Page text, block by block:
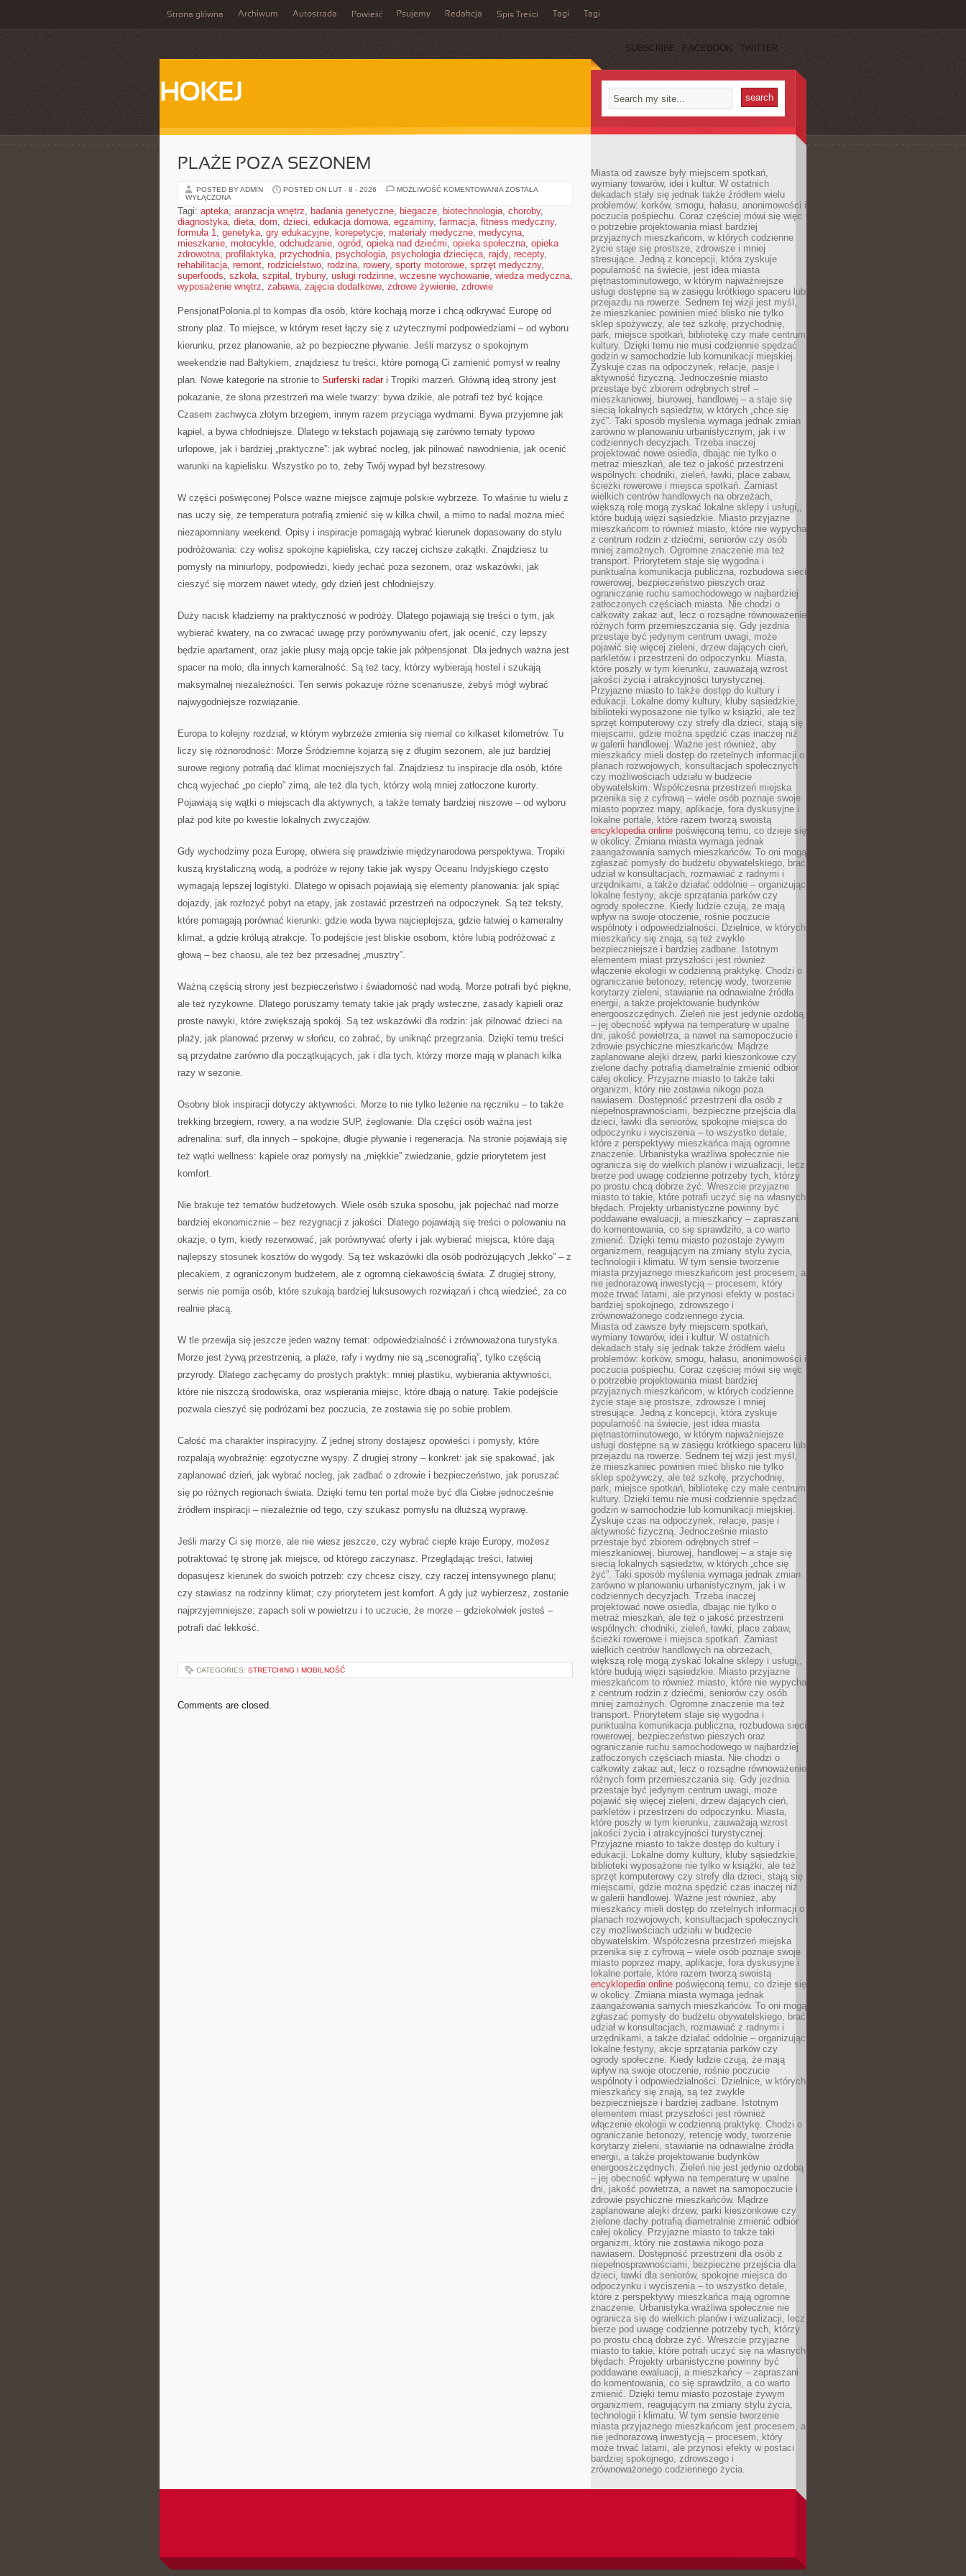
Strona główna Archiwum Autostrada Powieść Psujemy Redakcja Spis Treści Tagi Tagi
SUBSCRIBE FACEBOOK TWITTER
HOKEJ
PLAŻE POZA SEZONEM
POSTED BY ADMIN POSTED ON LUT - 8 - 2026 MOŻLIWOŚĆ KOMENTOWANIA PLAŻE
ZOSTAŁA
WYŁĄCZONA
Tagi: apteka, aranżacja wnętrz, badania genetyczne, biegacze, biotechnologia, choroby,
diagnostyka, dieta, dom, dzieci, edukacja domowa, egzaminy, farmacja, fitness medyczny,
formuła 1, genetyka, gry edukacyjne, korepetycje, materiały medyczne, medycyna,
mieszkanie, motocykle, odchudzanie, ogród, opieka nad dziećmi, opieka społeczna, opieka
zdrowotna, profilaktyka, przychodnia, psychologia, psychologia dziecięca, rajdy, recepty,
rehabilitacja, remont, rodzicielstwo, rodzina, rowery, sporty motorowe, sprzęt medyczny,
superfoods, szkoła, szpital , trybuny, usługi rodzinne, wczesne wychowanie, wiedza medyczna,
wyposażenie wnętrz, zabawa, zajęcia dodatkowe, zdrowe żywienie, zdrowie
PensjonatPolonia.pl to kompas dla osób, które kochają morze i chcą odkrywać Europę od
strony plaż. To miejsce, w którym reset łączy się z użytecznymi podpowiedziami – od wyboru
kierunku, przez planowanie, aż po bezpieczne pływanie. Jeśli marzysz o spokojnym
weekendzie nad Bałtykiem, znajdziesz tu treści, które pomogą Ci zamienić pomysł w realny
plan. Nowe kategorie na stronie to Surferski radari Tropiki marzeń. Główną ideą strony jest
pokazanie, że słona przestrzeń ma wiele twarzy: bywa dzikie, ale potrafi też być kojące.
Czasem zachwyca złotym brzegiem, innym razem przyciąga wydmami. Bywa przyjemne jak
kąpiel, a bywa chłodniejsze. Dlatego w tekstach pojawiają się zarówno tematy typowo
urlopowe, jak i bardziej „praktyczne”: jak wybrać nocleg, jak pilnować nawodnienia, jak ocenić
warunki na kąpielisku. Wszystko po to, żeby Twój wypad był bezstresowy.
W części poświęconej Polsce ważne miejsce zajmuje polskie wybrzeże. To właśnie tu wielu z
nas uczy się, że temperatura potrafią zmienić się w kilka chwil, a mimo to nadal można mieć
niezapomniany weekend. Opisy i inspiracje pomagają wybrać kierunek dopasowany do stylu
podróżowania: czy wolisz spokojne kąpieliska, czy raczej cichsze zakątki. Znajdziesz tu
pomysły na miniurlopy, podpowiedzi, kiedy jechać poza sezonem, oraz wskazówki, jak
cieszyć się morzem nawet wtedy, gdy dzień jest chłodniejszy.
Duży nacisk kładziemy na praktyczność w podróży. Dlatego pojawiają się treści o tym, jak
wybierać kwatery, na co zwracać uwagę przy porównywaniu ofert, jak ocenić, czy lepszy
będzie apartament, oraz jakie plusy mają opcje takie jak półpensjonat. Dla jednych ważna jest
spacer na molo, dla innych kameralność. Są też tacy, którzy wybierają hostel i szukają
maksymalnej niezależności. Ten serwis pokazuje różne scenariusze, żebyś mógł wybrać
najwygodniejsze rozwiązanie.
Europa to kolejny rozdział, w którym wybrzeże zmienia się niemal co kilkaset kilometrów. Tu
liczy się różnorodność: Morze Śródziemne kojarzą się z długim sezonem, ale już bardziej
surowe regiony potrafią dać klimat mocniejszych fal. Znajdziesz tu inspiracje dla osób, które
chcą wyjechać „po ciepło” zimą, ale też dla tych, którzy wolą mniej zatłoczone kurorty.
Pojawiają się wątki o miejscach dla aktywnych, a także tematy bardziej niszowe – od wyboru
plaż pod kite po kwestie lokalnych zwyczajów.
Gdy wychodzimy poza Europę, otwiera się prawdziwie międzynarodowa perspektywa. Tropiki
kuszą krystaliczną wodą, a podróże w rejony takie jak wyspy Oceanu Indyjskiego często
wymagają lepszej logistyki. Dlatego w opisach pojawiają się elementy planowania: jak spiąć
dojazdy, jak rozłożyć pobyt na etapy, jak zostawić przestrzeń na odpoczynek. Są też teksty,
które pomagają porównać kierunki: gdzie woda bywa najcieplejsza, gdzie łatwiej o kameralny
klimat, a gdzie królują atrakcje. To podejście jest bliskie osobom, które lubią podróżować z
głową – bez chaosu, ale też bez przesadnej „musztry”.
Ważną częścią strony jest bezpieczeństwo i świadomość nad wodą. Morze potrafi być piękne,
ale też ryzykowne. Dlatego poruszamy tematy takie jak prądy wsteczne, zasady kąpieli oraz
proste nawyki, które zwiększają spokój. Są też wskazówki dla rodzin: jak pilnować dzieci na
plaży, jak planować przerwy w słońcu, co zabrać, by uniknąć przegrzania. Dzięki temu treści
są przydatne zarówno dla początkujących, jak i dla tych, którzy morze mają w planach kilka
razy w sezonie.
Osobny blok inspiracji dotyczy aktywności. Morze to nie tylko leżenie na ręczniku – to także
trekking brzegiem, rowery, a na wodzie SUP, żeglowanie. Dla części osób ważna jest
adrenalina: surf, dla innych – spokojne, długie pływanie i regeneracja. Na stronie pojawiają się
też wątki wellness: kąpiele oraz pomysły na „miękkie” zwiedzanie, gdzie priorytetem jest
komfort.
Nie brakuje też tematów budżetowych. Wiele osób szuka sposobu, jak pojechać nad morze
bardziej ekonomicznie – bez rezygnacji z jakości. Dlatego pojawiają się treści o polowaniu na
okazje, o tym, kiedy rezerwować, jak porównywać oferty i jak wybierać miejsca, które dają
najlepszy stosunek kosztów do wygody. Są też wskazówki dla osób podróżujących „lekko” – z
plecakiem, z ograniczonym budżetem, ale z ogromną ciekawością świata. Z drugiej strony,
serwis nie pomija osób, które szukają bardziej luksusowych rozwiązań i chcą wiedzieć, za co
realnie płacą.
W tle przewija się jeszcze jeden ważny temat: odpowiedzialność i zrównoważona turystyka.
Morze jest żywą przestrzenią, a plaże, rafy i wydmy nie są „scenografią”, tylko częścią
przyrody. Dlatego zachęcamy do prostych praktyk: mniej plastiku, wybierania aktywności,
które nie niszczą środowiska, oraz wspierania miejsc, które dbają o naturę. Takie podejście
pozwala cieszyć się podróżami bez poczucia, że zostawia się po sobie problem.
Całość ma charakter inspiracyjny. Z jednej strony dostajesz opowieści i pomysły, które
rozpalają wyobraźnię: egzotyczne wyspy. Z drugiej strony – konkret: jak się spakować, jak
zaplanować dzień, jak wybrać nocleg, jak zadbać o zdrowie i bezpieczeństwo, jak poruszać
się po różnych regionach świata. Dzięki temu ten portal może być dla Ciebie jednocześnie
źródłem inspiracji – niezależnie od tego, czy szukasz pomysłu na dłuższą wyprawę.
Jeśli marzy Ci się morze, ale nie wiesz jeszcze, czy wybrać ciepłe kraje Europy, możesz
potraktować tę stronę jak miejsce, od którego zaczynasz. Przeglądając treści, łatwiej
dopasujesz kierunek do swoich potrzeb: czy chcesz ciszy, czy raczej intensywnego planu;
czy stawiasz na rodzinny klimat; czy priorytetem jest komfort. A gdy już wybierzesz, zostanie
najprzyjemniejsze: zapach soli w powietrzu i to uczucie, że morze – gdziekolwiek jesteś –
potrafi dać lekkość.
CATEGORIES: STRETCHING I MOBILNOŚĆ
Comments are closed.
Miasta od zawsze były miejscem spotkań,
wymiany towarów, idei i kultur. W ostatnich
dekadach stały się jednak także źródłem wielu
problemów: korków, smogu, hałasu, anonimowości i
poczucia pośpiechu. Coraz częściej mówi się więc
o potrzebie projektowania miast bardziej
przyjaznych mieszkańcom, w których codzienne
życie staje się prostsze, zdrowsze i mniej
stresujące. Jedną z koncepcji, która zyskuje
popularność na świecie, jest idea miasta
piętnastominutowego, w którym najważniejsze
usługi dostępne są w zasięgu krótkiego spaceru lub
przejazdu na rowerze. Sednem tej wizji jest myśl,
że mieszkaniec powinien mieć blisko nie tylko
sklep spożywczy, ale też szkołę, przychodnię,
park, miejsce spotkań, bibliotekę czy małe centrum
kultury. Dzięki temu nie musi codziennie spędzać
godzin w samochodzie lub komunikacji miejskiej.
Zyskuje czas na odpoczynek, relacje, pasje i
aktywność fizyczną. Jednocześnie miasto
przestaje być zbiorem odrębnych stref –
mieszkaniowej, biurowej, handlowej – a staje się
siecią lokalnych sąsiedztw, w których „chce się
żyć”. Taki sposób myślenia wymaga jednak zmian
zarówno w planowaniu urbanistycznym, jak i w
codziennych decyzjach. Trzeba inaczej
projektować nowe osiedla, dbając nie tylko o
metraż mieszkań, ale też o jakość przestrzeni
wspólnych: chodniki, zieleń, ławki, place zabaw,
ścieżki rowerowe i miejsca spotkań. Zamiast
wielkich centrów handlowych na obrzeżach,
większą rolę mogą zyskać lokalne sklepy i usługi,,
które budują więzi sąsiedzkie. Miasto przyjazne
mieszkańcom to również miasto, które nie wypycha
z centrum rodzin z dziećmi, seniorów czy osób
mniej zamożnych. Ogromne znaczenie ma też
transport. Priorytetem staje się wygodna i
punktualna komunikacja publiczna, rozbudowa sieci
rowerowej, bezpieczeństwo pieszych oraz
ograniczanie ruchu samochodowego w najbardziej
zatłoczonych częściach miasta. Nie chodzi o
całkowity zakaz aut, lecz o rozsądne równoważenie
różnych form przemieszczania się. Gdy jezdnia
przestaje być jedynym centrum uwagi, może
pojawić się więcej zieleni, drzew dających cień,
parkletów i przestrzeni do odpoczynku. Miasta,
które poszły w tym kierunku, zauważają wzrost
jakości życia i atrakcyjności turystycznej.
Przyjazne miasto to także dostęp do kultury i
edukacji. Lokalne domy kultury, kluby sąsiedzkie,
biblioteki wyposażone nie tylko w książki, ale też
sprzęt komputerowy czy strefy dla dzieci, stają się
miejscami, gdzie można spędzić czas inaczej niż
w galerii handlowej. Ważne jest również, aby
mieszkańcy mieli dostęp do rzetelnych informacji o
planach rozwojowych, konsultacjach społecznych
czy możliwościach udziału w budżecie
obywatelskim. Współczesna przestrzeń miejska
przenika się z cyfrową – wiele osób poznaje swoje
miasto poprzez mapy, aplikacje, fora dyskusyjne i
lokalne portale, które razem tworzą swoistą
encyklopedia online poświęconą temu, co dzieje się
w okolicy. Zmiana miasta wymaga jednak
zaangażowania samych mieszkańców. To oni mogą
zgłaszać pomysły do budżetu obywatelskiego, brać
udział w konsultacjach, rozmawiać z radnymi i
urzędnikami, a także działać oddolnie – organizując
lokalne festyny, akcje sprzątania parków czy
ogrody społeczne. Kiedy ludzie czują, że mają
wpływ na swoje otoczenie, rośnie poczucie
wspólnoty i odpowiedzialności. Dzielnice, w których
mieszkańcy się znają, są też zwykle
bezpieczniejsze i bardziej zadbane. Istotnym
elementem miast przyszłości jest również
włączenie ekologii w codzienną praktykę. Chodzi o
ograniczanie betonozy, retencję wody, tworzenie
korytarzy zieleni, stawianie na odnawialne źródła
energii, a także projektowanie budynków
energooszczędnych. Zieleń nie jest jedynie ozdobą
– jej obecność wpływa na temperaturę w upalne
dni, jakość powietrza, a nawet na samopoczucie i
zdrowie psychiczne mieszkańców. Mądrze
zaplanowane alejki drzew, parki kieszonkowe czy
zielone dachy potrafią diametralnie zmienić odbiór
całej okolicy. Przyjazne miasto to także taki
organizm, który nie zostawia nikogo poza
nawiasem. Dostępność przestrzeni dla osób z
niepełnosprawnościami, bezpieczne przejścia dla
dzieci, ławki dla seniorów, spokojne miejsca do
odpoczynku i wyciszenia – to wszystko detale,
które z perspektywy mieszkańca mają ogromne
znaczenie. Urbanistyka wrażliwa społecznie nie
ogranicza się do wielkich planów i wizualizacji, lecz
bierze pod uwagę codzienne potrzeby tych, którzy
po prostu chcą dobrze żyć. Wreszcie przyjazne
miasto to takie, które potrafi uczyć się na własnych
błędach. Projekty urbanistyczne powinny być
poddawane ewaluacji, a mieszkańcy – zapraszani
do komentowania, co się sprawdziło, a co warto
zmienić. Dzięki temu miasto pozostaje żywym
organizmem, reagującym na zmiany stylu życia,
technologii i klimatu. W tym sensie tworzenie
miasta przyjaznego mieszkańcom jest procesem, a
nie jednorazową inwestycją – procesem, który
może trwać latami, ale przynosi efekty w postaci
bardziej spokojnego, zdrowszego i
zrównoważonego codziennego życia.
Miasta od zawsze były miejscem spotkań,
wymiany towarów, idei i kultur. W ostatnich
dekadach stały się jednak także źródłem wielu
problemów: korków, smogu, hałasu, anonimowości i
poczucia pośpiechu. Coraz częściej mówi się więc
o potrzebie projektowania miast bardziej
przyjaznych mieszkańcom, w których codzienne
życie staje się prostsze, zdrowsze i mniej
stresujące. Jedną z koncepcji, która zyskuje
popularność na świecie, jest idea miasta
piętnastominutowego, w którym najważniejsze
usługi dostępne są w zasięgu krótkiego spaceru lub
przejazdu na rowerze. Sednem tej wizji jest myśl,
że mieszkaniec powinien mieć blisko nie tylko
sklep spożywczy, ale też szkołę, przychodnię,
park, miejsce spotkań, bibliotekę czy małe centrum
kultury. Dzięki temu nie musi codziennie spędzać
godzin w samochodzie lub komunikacji miejskiej.
Zyskuje czas na odpoczynek, relacje, pasje i
aktywność fizyczną. Jednocześnie miasto
przestaje być zbiorem odrębnych stref –
mieszkaniowej, biurowej, handlowej – a staje się
siecią lokalnych sąsiedztw, w których „chce się
żyć”. Taki sposób myślenia wymaga jednak zmian
zarówno w planowaniu urbanistycznym, jak i w
codziennych decyzjach. Trzeba inaczej
projektować nowe osiedla, dbając nie tylko o
metraż mieszkań, ale też o jakość przestrzeni
wspólnych: chodniki, zieleń, ławki, place zabaw,
ścieżki rowerowe i miejsca spotkań. Zamiast
wielkich centrów handlowych na obrzeżach,
większą rolę mogą zyskać lokalne sklepy i usługi,,
które budują więzi sąsiedzkie. Miasto przyjazne
mieszkańcom to również miasto, które nie wypycha
z centrum rodzin z dziećmi, seniorów czy osób
mniej zamożnych. Ogromne znaczenie ma też
transport. Priorytetem staje się wygodna i
punktualna komunikacja publiczna, rozbudowa sieci
rowerowej, bezpieczeństwo pieszych oraz
ograniczanie ruchu samochodowego w najbardziej
zatłoczonych częściach miasta. Nie chodzi o
całkowity zakaz aut, lecz o rozsądne równoważenie
różnych form przemieszczania się. Gdy jezdnia
przestaje być jedynym centrum uwagi, może
pojawić się więcej zieleni, drzew dających cień,
parkletów i przestrzeni do odpoczynku. Miasta,
które poszły w tym kierunku, zauważają wzrost
jakości życia i atrakcyjności turystycznej.
Przyjazne miasto to także dostęp do kultury i
edukacji. Lokalne domy kultury, kluby sąsiedzkie,
biblioteki wyposażone nie tylko w książki, ale też
sprzęt komputerowy czy strefy dla dzieci, stają się
miejscami, gdzie można spędzić czas inaczej niż
w galerii handlowej. Ważne jest również, aby
mieszkańcy mieli dostęp do rzetelnych informacji o
planach rozwojowych, konsultacjach społecznych
czy możliwościach udziału w budżecie
obywatelskim. Współczesna przestrzeń miejska
przenika się z cyfrową – wiele osób poznaje swoje
miasto poprzez mapy, aplikacje, fora dyskusyjne i
lokalne portale, które razem tworzą swoistą
encyklopedia online poświęconą temu, co dzieje się
w okolicy. Zmiana miasta wymaga jednak
zaangażowania samych mieszkańców. To oni mogą
zgłaszać pomysły do budżetu obywatelskiego, brać
udział w konsultacjach, rozmawiać z radnymi i
urzędnikami, a także działać oddolnie – organizując
lokalne festyny, akcje sprzątania parków czy
ogrody społeczne. Kiedy ludzie czują, że mają
wpływ na swoje otoczenie, rośnie poczucie
wspólnoty i odpowiedzialności. Dzielnice, w których
mieszkańcy się znają, są też zwykle
bezpieczniejsze i bardziej zadbane. Istotnym
elementem miast przyszłości jest również
włączenie ekologii w codzienną praktykę. Chodzi o
ograniczanie betonozy, retencję wody, tworzenie
korytarzy zieleni, stawianie na odnawialne źródła
energii, a także projektowanie budynków
energooszczędnych. Zieleń nie jest jedynie ozdobą
– jej obecność wpływa na temperaturę w upalne
dni, jakość powietrza, a nawet na samopoczucie i
zdrowie psychiczne mieszkańców. Mądrze
zaplanowane alejki drzew, parki kieszonkowe czy
zielone dachy potrafią diametralnie zmienić odbiór
całej okolicy. Przyjazne miasto to także taki
organizm, który nie zostawia nikogo poza
nawiasem. Dostępność przestrzeni dla osób z
niepełnosprawnościami, bezpieczne przejścia dla
dzieci, ławki dla seniorów, spokojne miejsca do
odpoczynku i wyciszenia – to wszystko detale,
które z perspektywy mieszkańca mają ogromne
znaczenie. Urbanistyka wrażliwa społecznie nie
ogranicza się do wielkich planów i wizualizacji, lecz
bierze pod uwagę codzienne potrzeby tych, którzy
po prostu chcą dobrze żyć. Wreszcie przyjazne
miasto to takie, które potrafi uczyć się na własnych
błędach. Projekty urbanistyczne powinny być
poddawane ewaluacji, a mieszkańcy – zapraszani
do komentowania, co się sprawdziło, a co warto
zmienić. Dzięki temu miasto pozostaje żywym
organizmem, reagującym na zmiany stylu życia,
technologii i klimatu. W tym sensie tworzenie
miasta przyjaznego mieszkańcom jest procesem, a
nie jednorazową inwestycją – procesem, który
może trwać latami, ale przynosi efekty w postaci
bardziej spokojnego, zdrowszego i
zrównoważonego codziennego życia.